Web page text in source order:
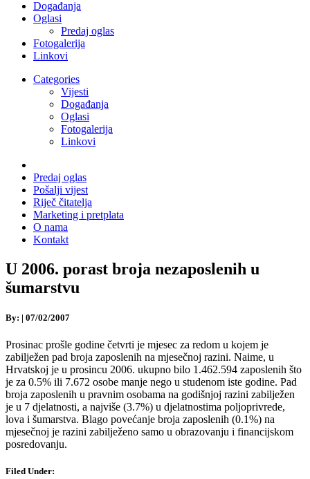
Događanja
Oglasi
Predaj oglas
Fotogalerija
Linkovi
Categories
Vijesti
Događanja
Oglasi
Fotogalerija
Linkovi
Predaj oglas
Pošalji vijest
Riječ čitatelja
Marketing i pretplata
O nama
Kontakt
U 2006. porast broja nezaposlenih u
šumarstvu
By: | 07/02/2007
Prosinac prošle godine četvrti je mjesec za redom u kojem je
zabilježen pad broja zaposlenih na mjesečnoj razini. Naime, u
Hrvatskoj je u prosincu 2006. ukupno bilo 1.462.594 zaposlenih što
je za 0.5% ili 7.672 osobe manje nego u studenom iste godine. Pad
broja zaposlenih u pravnim osobama na godišnjoj razini zabilježen
je u 7 djelatnosti, a najviše (3.7%) u djelatnostima poljoprivrede,
lova i šumarstva. Blago povećanje broja zaposlenih (0.1%) na
mjesečnoj je razini zabilježeno samo u obrazovanju i financijskom
posredovanju.
Filed Under: